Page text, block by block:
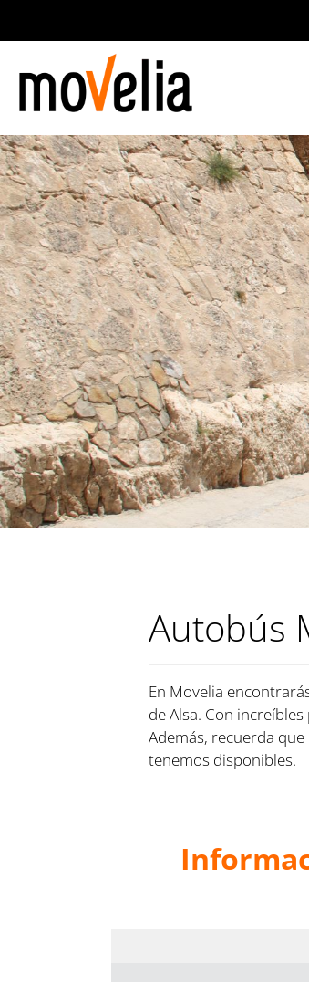
Autobús
En Movelia
de Alsa. Con
Además, recuerda
tenemos disponibles.